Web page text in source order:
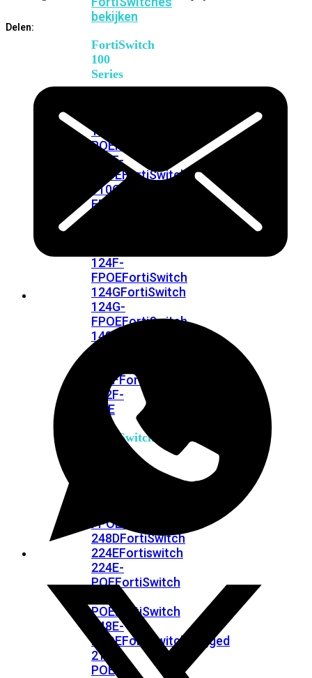
bekijken
FortiSwitch
100
Series
108F-
POEFortiSwitch
108F-
FPOEFortiSwitch
110G-
FPOE
124F-
FPOEFortiSwitch
124GFortiSwitch
124G-
FPOEFortiSwitch
148F
108FFortiSwitchRugged
112F-
POE
FortiSwitch
FPOE
248DFortiSwitch
224EFortiswitch
224E-
POEFortiSwitch
POEFortiSwitch
248E-
FPOEFortiSwitchRugged
216F-
POE
Delen: